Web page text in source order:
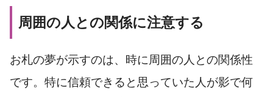
周囲の人との関係に注意する
お札の夢が示すのは、時に周囲の人との関係性
です。特に信頼できると思っていた人が影で何